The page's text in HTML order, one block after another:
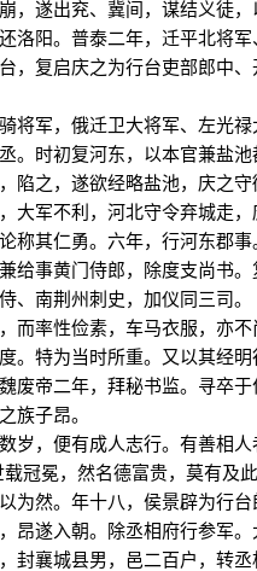
，遂出兖、冀间，谋结义徒，
洛阳。普泰二年，迁平北将
，复启庆之为行台吏部郎中
军，俄迁卫大将军、左光禄
。时初复河东，以本官兼盐池
陷之，遂欲经略盐池，庆之守
大军不利，河北守令弃城走，
称其仁勇。六年，行河东郡事
给事黄门侍郎，除度支尚书
、南荆州刺史，加仪同三司。
率性俭素，车马衣服，亦不
。特为当时所重。又以其经明
废帝二年，拜秘书监。寻卒于
族子昂。
，便有成人志行。有善相人
冠冕，然名德富贵，莫有及
为然。年十八，侯景辟为行
昂遂入朝。除丞相府行参军。
封襄城县男，邑二百户，转